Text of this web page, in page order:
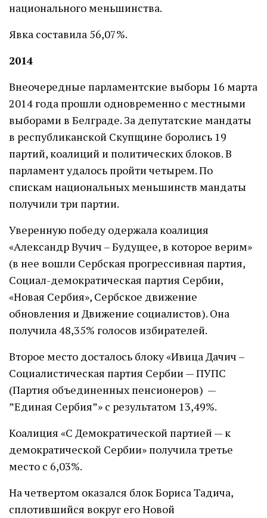
национального меньшинства.
Явка составила 56,07%.
2014
Внеочередные парламентские выборы 16 марта
2014 года прошли одновременно с местными
выборами в Белграде. За депутатские мандаты
в республиканской Скупщине боролись 19
партий, коалиций и политических блоков. В
парламент удалось пройти четырем. По
спискам национальных меньшинств мандаты
получили три партии.
Уверенную победу одержала коалиция
«Александр Вучич – Будущее, в которое верим»
(в нее вошли Сербская прогрессивная партия,
Социал-демократическая партия Сербии,
«Новая Сербия», Сербское движение
обновления и Движение социалистов). Она
получила 48,35% голосов избирателей.
Второе место досталось блоку «Ивица Дачич –
Социалистическая партия Сербии — ПУПС
(Партия объединенных пенсионеров) —
”Единая Сербия”» с результатом 13,49%.
Коалиция «С Демократической партией — к
демократической Сербии» получила третье
место с 6,03%.
На четвертом оказался блок Бориса Тадича,
сплотившийся вокруг его Новой